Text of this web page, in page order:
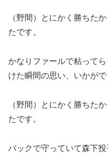
（野間）とにかく勝ちた
たです。
かなりファールで粘って
けた瞬間の思い、いかがで
（野間）とにかく勝ちた
たです。
バックで守っていて森下